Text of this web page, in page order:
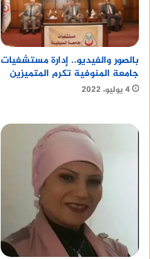
بالصور والفيديو.. إدارة مستشفيات
جامعة المنوفية تكرم المتميزين
4 يوليو، 2022